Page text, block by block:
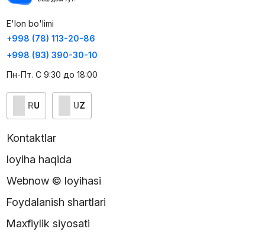
E'lon bo'limi
+998 (78) 113-20-86
+998 (93) 390-30-10
Пн-Пт. С 9:30 до 18:00
RU UZ
Kontaktlar
loyiha haqida
Webnow © loyihasi
Foydalanish shartlari
Maxfiylik siyosati